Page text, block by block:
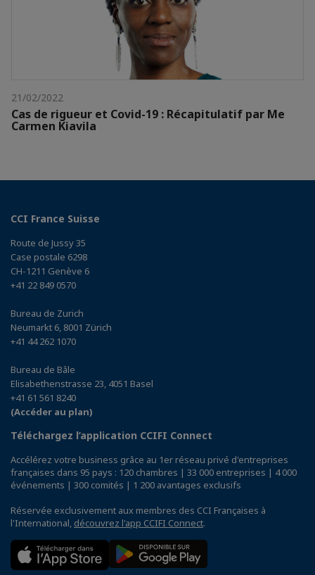
21/02/2022
Cas de rigueur et Covid-19 : Récapitulatif par Me
Carmen Kiavila
CCI France Suisse
Route de Jussy 35
Case postale 6298
CH-1211 Genève 6
+41 22 849 0570
Bureau de Zurich
Neumarkt 6, 8001 Zürich
+41 44 262 1070
Bureau de Bâle
Elisabethenstrasse 23, 4051 Basel
+41 61 561 8240
(Accéder au plan)
Téléchargez l’application CCIFI Connect
Accélérez votre business grâce au 1er réseau privé d'entreprises
françaises dans 95 pays : 120 chambres | 33 000 entreprises | 4 000
événements | 300 comités | 1 200 avantages exclusifs
Réservée exclusivement aux membres des CCI Françaises à
l'International, découvrez l'app CCIFI Connect.